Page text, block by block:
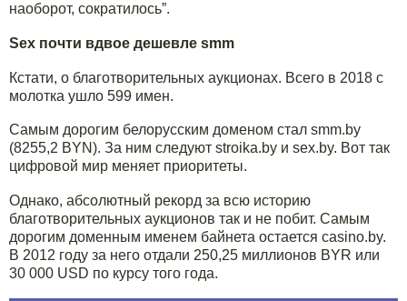
наоборот, сократилось”.
Sex почти вдвое дешевле smm
Кстати, о благотворительных аукционах. Всего в 2018 с
молотка ушло 599 имен.
Самым дорогим белорусским доменом стал smm.by
(8255,2 BYN). За ним следуют stroika.by и sex.by. Вот так
цифровой мир меняет приоритеты.
Однако, абсолютный рекорд за всю историю
благотворительных аукционов так и не побит. Самым
дорогим доменным именем байнета остается casino.by.
В 2012 году за него отдали 250,25 миллионов BYR или
30 000 USD по курсу того года.